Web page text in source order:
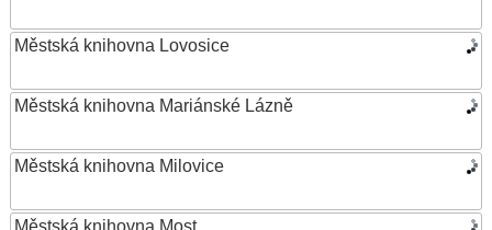
Městská knihovna Lovosice
Městská knihovna Mariánské Lázně
Městská knihovna Milovice
Městská knihovna Most